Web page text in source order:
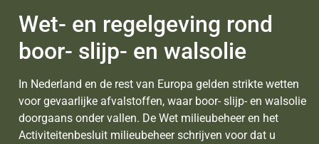
Wet- en regelgeving rond
boor- slijp- en walsolie
In Nederland en de rest van Europa gelden strikte wetten
voor gevaarlijke afvalstoffen, waar boor- slijp- en walsolie
doorgaans onder vallen. De Wet milieubeheer en het
Activiteitenbesluit milieubeheer schrijven voor dat u